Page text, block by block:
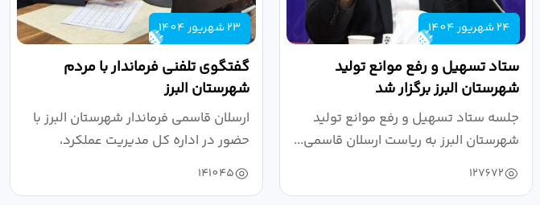
24 شهریور 1404
ستاد تسهیل و رفع موانع تولید
شهرستان البرز برگزار شد
جلسه ستاد تسهیل و رفع موانع تولید
شهرستان البرز به ریاست ارسلان قاسمی...
127672
23 شهریور 1404
گفتگوی تلفنی فرماندار با مردم
شهرستان البرز
ارسلان قاسمی فرماندار شهرستان البرز با
حضور در اداره کل مدیریت عملکرد،
بازرسی...
141045